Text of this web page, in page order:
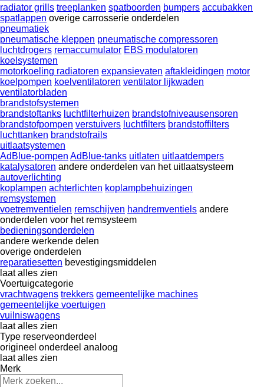
radiator grills treeplanken spatboorden bumpers accubakken
spatlappen overige carrosserie onderdelen
pneumatiek
pneumatische kleppen pneumatische compressoren
luchtdrogers remaccumulator EBS modulatoren
koelsystemen
motorkoeling radiatoren expansievaten aftakleidingen motor
koelpompen koelventilatoren ventilator lijkwaden
ventilatorbladen
brandstofsystemen
brandstoftanks luchtfilterhuizen brandstofniveausensoren
brandstofpompen verstuivers luchtfilters brandstoffilters
luchttanken brandstofrails
uitlaatsystemen
AdBlue-pompen AdBlue-tanks uitlaten uitlaatdempers
katalysatoren andere onderdelen van het uitlaatsysteem
autoverlichting
koplampen achterlichten koplampbehuizingen
remsystemen
voetremventielen remschijven handremventiels andere
onderdelen voor het remsysteem
bedieningsonderdelen
andere werkende delen
overige onderdelen
reparatiesetten bevestigingsmiddelen
laat alles zien
Voertuigcategorie
vrachtwagens trekkers gemeentelijke machines
gemeentelijke voertuigen
vuilniswagens
laat alles zien
Type reserveonderdeel
origineel onderdeel analoog
laat alles zien
Merk